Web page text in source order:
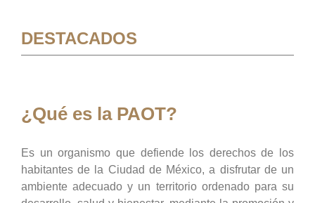
DESTACADOS
¿Qué es la PAOT?
Es un organismo que defiende los derechos de los
habitantes de la Ciudad de México, a disfrutar de un
ambiente adecuado y un territorio ordenado para su